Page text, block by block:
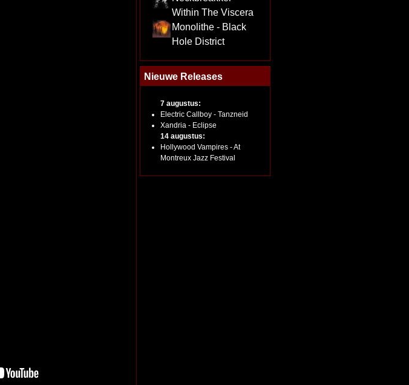
Within The Viscera
Monolithe - Black
Hole District
Nieuwe Releases
7 augustus:
Electric Callboy - Tanzneid
Xandria - Eclipse
14 augustus:
Hollywood Vampires - At
Montreux Jazz Festival